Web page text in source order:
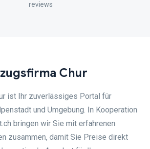
reviews
Chur
ist Ihr zuverlässiges Portal für
und Umgebung. In Kooperation
bringen wir Sie mit erfahrenen
zusammen, damit Sie Preise direkt